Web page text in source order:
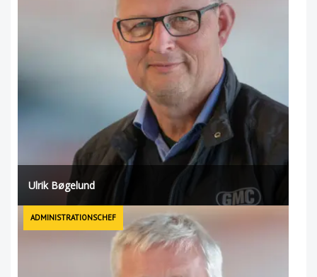
Ulrik Bøgelund
ADMINISTRATIONSCHEF